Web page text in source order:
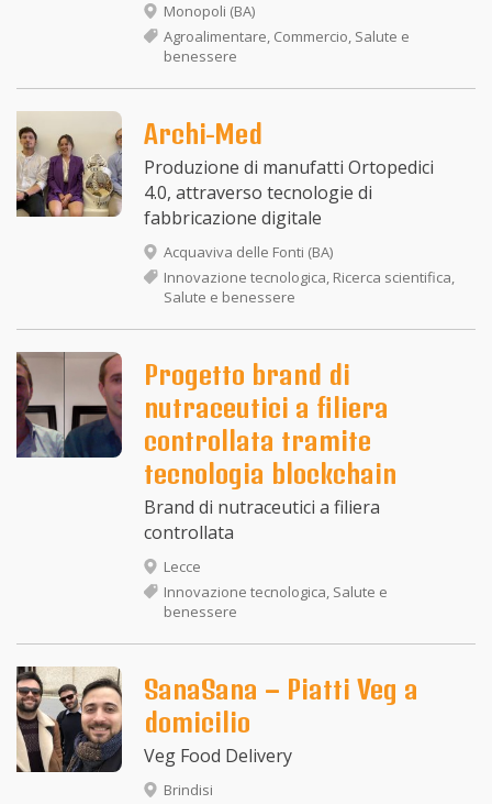
Monopoli (BA)
Agroalimentare, Commercio, Salute e
benessere
Archi-Med
Produzione di manufatti Ortopedici
4.0, attraverso tecnologie di
fabbricazione digitale
Acquaviva delle Fonti (BA)
Innovazione tecnologica, Ricerca scientifica,
Salute e benessere
Progetto brand di
nutraceutici a filiera
controllata tramite
tecnologia blockchain
Brand di nutraceutici a filiera
controllata
Lecce
Innovazione tecnologica, Salute e
benessere
SanaSana – Piatti Veg a
domicilio
Veg Food Delivery
Brindisi